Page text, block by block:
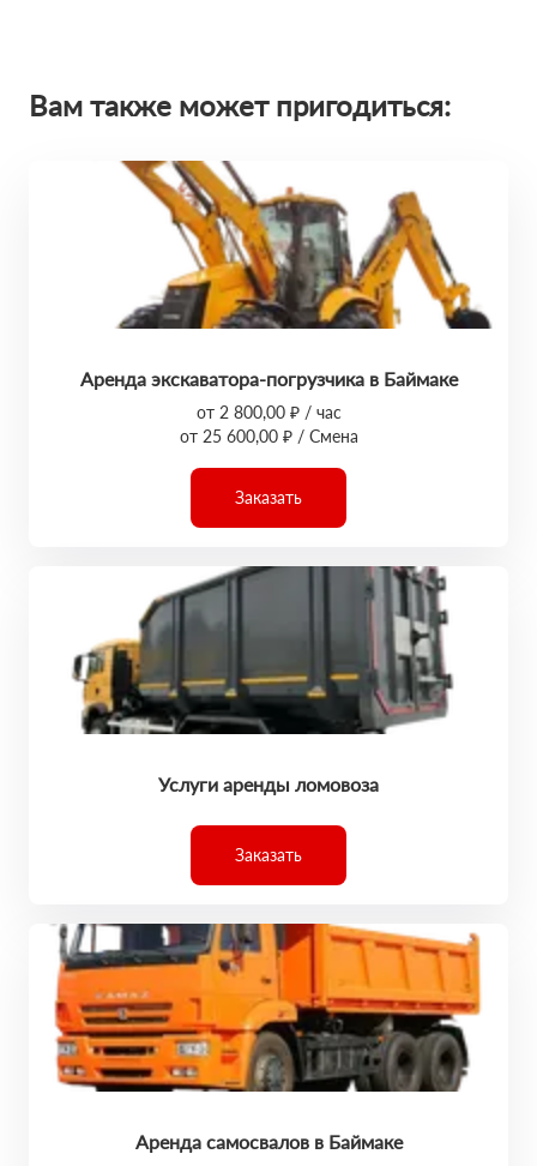
Вам также может пригодиться:
Аренда экскаватора-погрузчика в Баймаке
от 2 800,00 ₽ / час
от 25 600,00 ₽ / Смена
Заказать
Услуги аренды ломовоза
Заказать
Аренда самосвалов в Баймаке